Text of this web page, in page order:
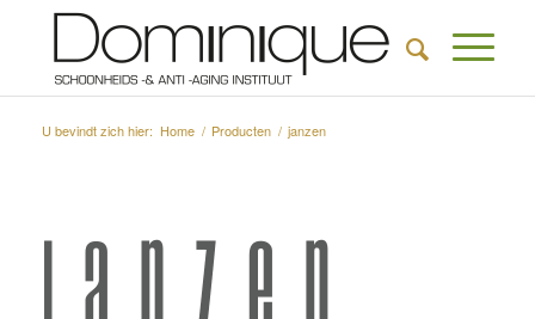
U bevindt zich hier: Home / Producten / janzen